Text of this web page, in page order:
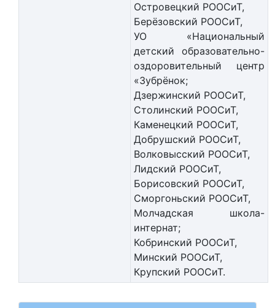
Островецкий РООСиТ,
Берёзовский РООСиТ,
УО «Национальный
детский образовательно-
оздоровительный центр
«Зубрёнок;
Дзержинский РООСиТ,
Столинский РООСиТ,
Каменецкий РООСиТ,
Добрушский РООСиТ,
Волковысский РООСиТ,
Лидский РООСиТ,
Борисовский РООСиТ,
Сморгоньский РООСиТ,
Молчадская школа-
интернат;
Кобринский РООСиТ,
Минский РООСиТ,
Крупский РООСиТ.